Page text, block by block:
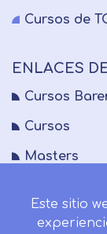
Cursos de
ENLACES
Cursos
Cursos
Masters
Este sitio